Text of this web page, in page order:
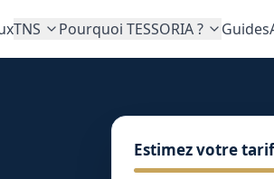
TNS Pourquoi TESSORIA ? Guides
Estimez votre tarif